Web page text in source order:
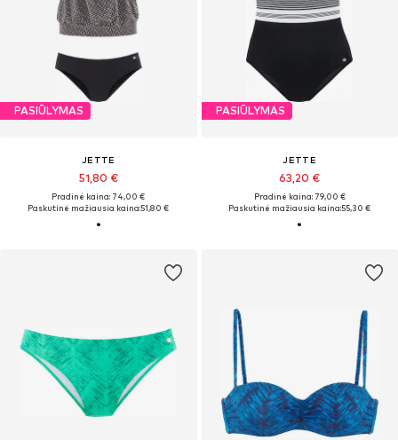
PASIŪLYMAS
JETTE
51,80 €
Pradinė kaina: 74,00 €
Paskutinė mažiausia kaina:51,80 €
PASIŪLYMAS
JETTE
63,20 €
Pradinė kaina: 79,00 €
Paskutinė mažiausia kaina:55,30 €